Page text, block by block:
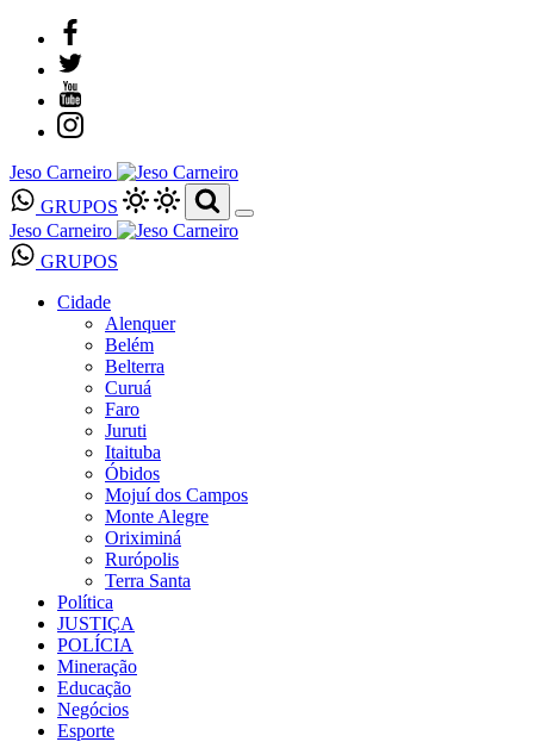
Jeso Carneiro
GRUPOS
Jeso Carneiro
GRUPOS
Cidade
Alenquer
Belém
Belterra
Curuá
Faro
Juruti
Itaituba
Óbidos
Mojuí dos Campos
Monte Alegre
Oriximiná
Rurópolis
Terra Santa
Política
JUSTIÇA
POLÍCIA
Mineração
Educação
Negócios
Esporte